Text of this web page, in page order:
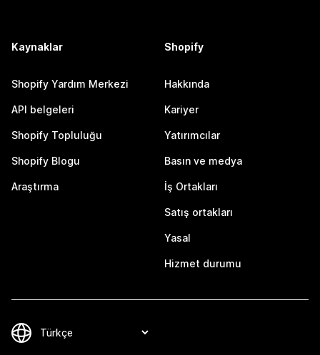
Kaynaklar
Shopify Yardım Merkezi
API belgeleri
Shopify Topluluğu
Shopify Blogu
Araştırma
Shopify
Hakkında
Kariyer
Yatırımcılar
Basın ve medya
İş Ortakları
Satış ortakları
Yasal
Hizmet durumu